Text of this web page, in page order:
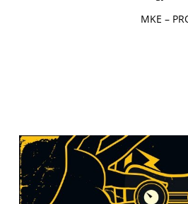
MKE –